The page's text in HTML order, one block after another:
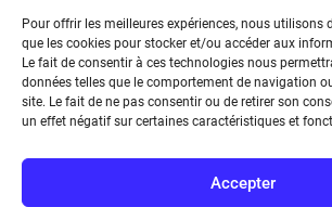
Pour offrir les meilleures expériences, nous utilisons
que les cookies pour stocker et/ou accéder aux
Le fait de consentir à ces technologies nous
données telles que le comportement de navigation
site. Le fait de ne pas consentir ou de retirer son
un effet négatif sur certaines caractéristiques et
Accepter
Société de l’Electricité, de l’Electronique et
de l’Information et de la Communication
17 rue de l’Amiral Hamelin 75116 Paris
Métro : « Boissière » Ligne 6 et « Iéna »